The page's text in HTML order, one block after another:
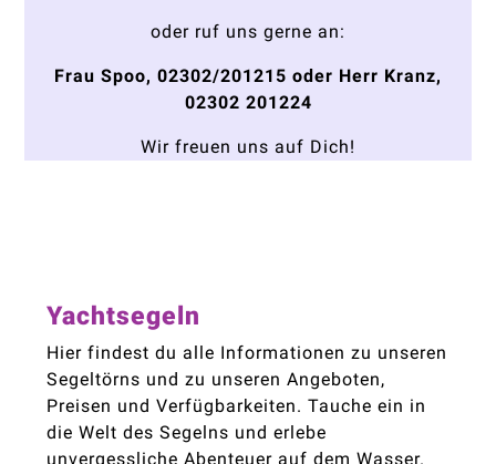
oder ruf uns gerne an:
Frau Spoo, 02302/201215 oder Herr Kranz,
02302 201224
Wir freuen uns auf Dich!
Yachtsegeln
Hier findest du alle Informationen zu unseren
Segeltörns und zu unseren Angeboten,
Preisen und Verfügbarkeiten. Tauche ein in
die Welt des Segelns und erlebe
unvergessliche Abenteuer auf dem Wasser.